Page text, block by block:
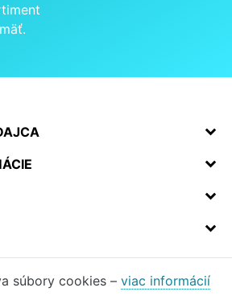
súbory cookies – viac informácií